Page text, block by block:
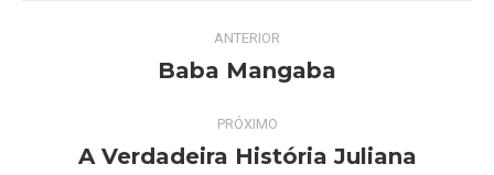
NavegaçãoANTERIOR
Post
Baba Mangaba
PRÓXIMO
Próximo
A Verdadeira História Juliana